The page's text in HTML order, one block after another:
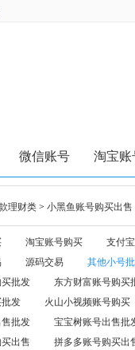
微信账号 淘宝账
理财类 > 小黑鱼账号购买出售
淘宝账号购买
支付
源码交易
其他小号
批发
东方财富账号购买
发
火山小视频账号购买
批发
宝宝树账号出售批
出售
拼多多账号购买出